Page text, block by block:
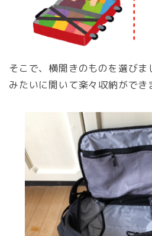
そこで、横開きのものを選びま
みたいに開いて楽々収納ができ